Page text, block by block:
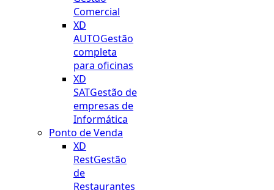
Comercial
XD
AUTOGestão
completa
para oficinas
XD
SATGestão de
empresas de
Informática
Ponto de Venda
XD
RestGestão
de
Restaurantes